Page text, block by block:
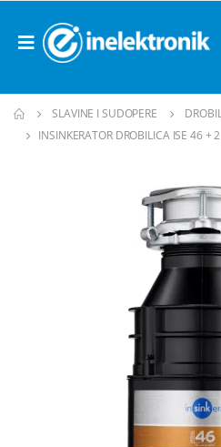
SLAVINE I SUDOPERE
INSINKERATOR DROBILICA ISE 46 +